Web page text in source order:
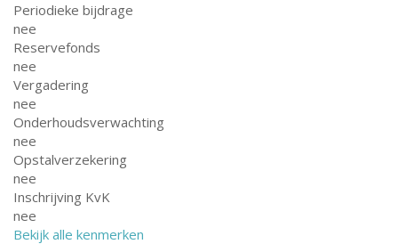
Periodieke bijdrage
nee
Reservefonds
nee
Vergadering
nee
Onderhoudsverwachting
nee
Opstalverzekering
nee
Inschrijving KvK
nee
Bekijk alle kenmerken